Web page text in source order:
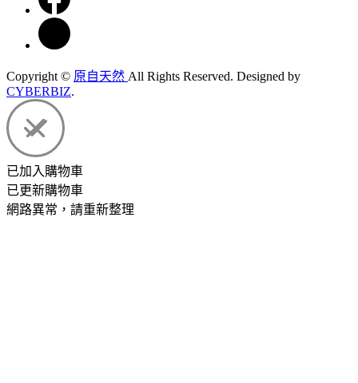
Copyright © 原自天然 All Rights Reserved. Designed by
CYBERBIZ.
已加入購物車
已更新購物車
網路異常，請重新整理